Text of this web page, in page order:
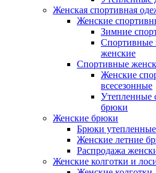
Женская спортивная
Женские
Зимние
Спортивные
женские
Спортивные
Женские
всесезонные
Утепленные
брюки
Женские брюки
Брюки
Женские летние
Распродажа
Женские колготки и